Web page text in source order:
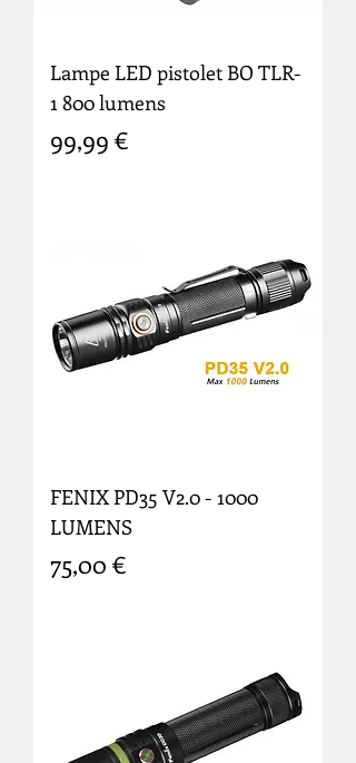
Lampe LED pistolet BO TLR-
1 800 lumens
Prix
99,99 €
FENIX PD35 V2.0 - 1000
LUMENS
Prix
75,00 €